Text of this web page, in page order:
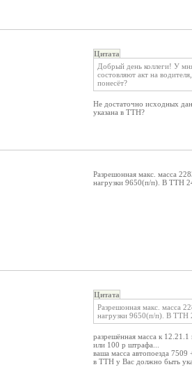
Цитата
Добрый день коллеги! У
состовляют акт на
понесёт?
Не достаточно исходных
указана в ТТН?
Разрешонная макс. масса
нагрузки 9650(п/п). В ТТН
Цитата
Разрешонная макс. масса
нагрузки 9650(п/п). В ТТН
разрешённая масса к
или 100 р штрафа...
ваша масса автопоезда
в ТТН у Вас должно быть